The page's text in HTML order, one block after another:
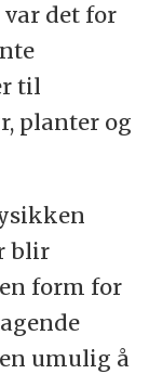
det for
til
planter og
blir
form for
umulig å